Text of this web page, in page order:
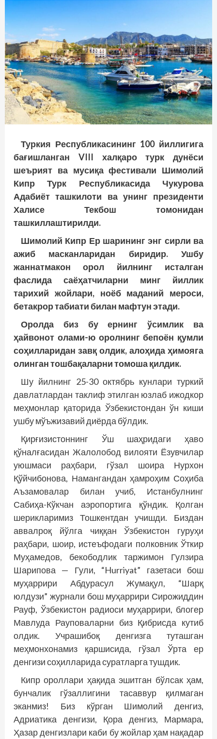
Туркия Республикасининг 100 йиллигига
бағишланган VIII
халқаро турк дунёси
шеърият ва мусиқа фестивали Шимолий
Кипр Турк Республикасида Чукурова
Адабиёт ташкилоти ва унинг президенти
Халисе Текбош томонидан
ташкиллаштирилди.
Шимолий Кипр Ер шарининг энг сирли ва
ажиб масканларидан биридир. Ушбу
жаннатмакон орол йилнинг исталган
фаслида саёҳатчиларни минг йиллик
тарихий жойлари, ноёб маданий мероси,
бетакрор табиати билан мафтун этади.
Оролда биз бу ернинг ўсимлик ва
ҳайвонот олами-ю оролнинг бепоён қумли
соҳилларидан завқ олдик, алоҳида ҳимояга
олинган тошбақаларни томоша қилдик.
Шу йилнинг 25-30 октябрь кунлари туркий
давлатлардан таклиф этилган юзлаб ижодкор
меҳмонлар қаторида Ўзбекистондан ўн киши
ушбу мўъжизавий диёрда бўлдик.
Қирғизистоннинг Ўш шаҳридаги ҳаво
қўналғасидан Жалолобод вилояти Ёзувчилар
уюшмаси раҳбари, гўзал шоира Нурхон
Қўйчибонова, Намангандан ҳамроҳим Соҳиба
Аъзамовалар билан учиб, Истанбулнинг
Сабиҳа-Кўкчан аэропортига қўндик. Қолган
шерикларимиз Тошкентдан учишди. Биздан
аввалроқ йўлга чиққан Ўзбекистон гуруҳи
раҳбари, шоир, истеъфодаги полковник Ўткир
Муҳамедов, бекободлик таржимон Гулзира
Шарипова — Гули, “Hurriyat” газетаси бош
муҳаррири Абдурасул Жумақул, “Шарқ
юлдузи” журнали бош муҳаррири Сирожиддин
Рауф, Ўзбекистон радиоси муҳаррири, блогер
Мавлуда Рау­поваларни биз Қибрисда кутиб
олдик. Учрашибоқ денгизга туташган
меҳмонхонамиз қаршисида, гўзал Ўрта ер
денгизи соҳилларида суратларга тушдик.
Кипр ороллари ҳақида эшитган бўлсак ҳам,
бунчалик гўзаллигини тасаввур қилмаган
эканмиз! Биз кўрган Шимолий денгиз,
Адриатика денгизи, Қора денгиз, Мармара,
Ҳазар денгизлари каби бу жойлар ҳам нақадар